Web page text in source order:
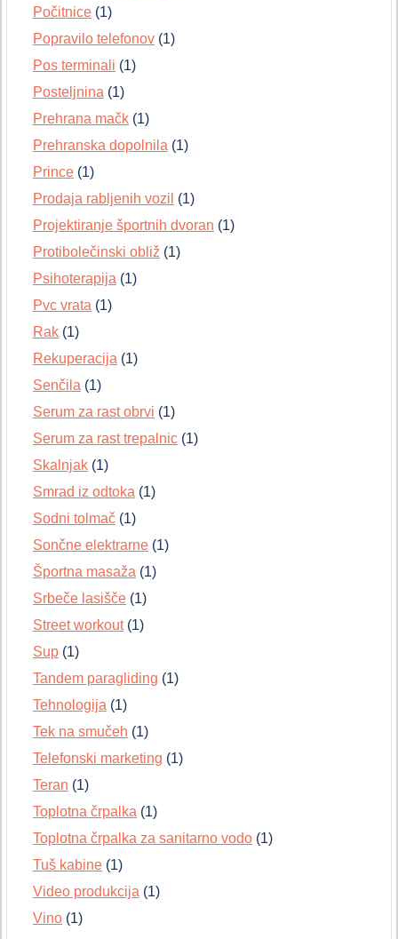
Počitnice (1)
Popravilo telefonov (1)
Pos terminali (1)
Posteljnina (1)
Prehrana mačk (1)
Prehranska dopolnila (1)
Prince (1)
Prodaja rabljenih vozil (1)
Projektiranje športnih dvoran (1)
Protibolečinski obliž (1)
Psihoterapija (1)
Pvc vrata (1)
Rak (1)
Rekuperacija (1)
Senčila (1)
Serum za rast obrvi (1)
Serum za rast trepalnic (1)
Skalnjak (1)
Smrad iz odtoka (1)
Sodni tolmač (1)
Sončne elektrarne (1)
Športna masaža (1)
Srbeče lasišče (1)
Street workout(1)
Sup (1)
Tandem paragliding (1)
Tehnologija (1)
Tek na smučeh (1)
Telefonski marketing (1)
Teran (1)
Toplotna črpalka (1)
Toplotna črpalka za sanitarno vodo (1)
Tuš kabine (1)
Video produkcija (1)
Vino (1)